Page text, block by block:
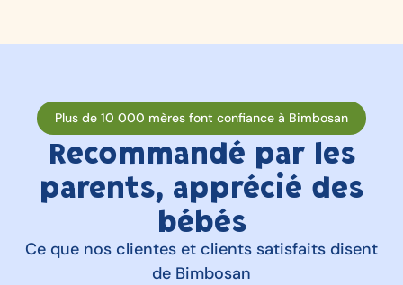
Plus de 10 000 mères font confiance à Bimbosan
Recommandé par les
parents, apprécié des
bébés
Ce que nos clientes et clients satisfaits disent
de Bimbosan